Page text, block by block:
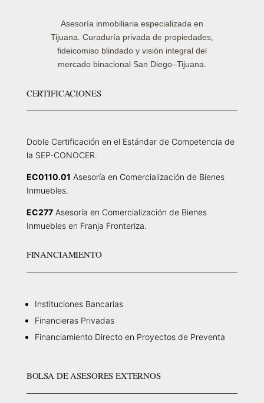
Asesoría inmobiliaria especializada en
Tijuana. Curaduría privada de propiedades,
fideicomiso blindado y visión integral del
mercado binacional San Diego–Tijuana.
CERTIFICACIONES
Doble Certificación en el Estándar de Competencia de
la SEP-CONOCER.
EC0110.01 Asesoría en Comercialización de Bienes
Inmuebles.
EC277Asesoría en Comercialización de Bienes
Inmuebles en Franja Fronteriza.
FINANCIAMIENTO
Instituciones Bancarias
Financieras Privadas
Financiamiento Directo en Proyectos de Preventa
BOLSA DE ASESORES EXTERNOS